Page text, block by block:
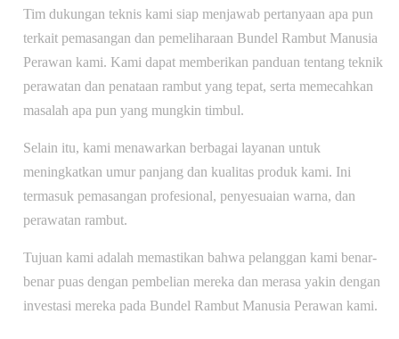
Tim dukungan teknis kami siap menjawab pertanyaan apa pun
terkait pemasangan dan pemeliharaan Bundel Rambut Manusia
Perawan kami. Kami dapat memberikan panduan tentang teknik
perawatan dan penataan rambut yang tepat, serta memecahkan
masalah apa pun yang mungkin timbul.
Selain itu, kami menawarkan berbagai layanan untuk
meningkatkan umur panjang dan kualitas produk kami. Ini
termasuk pemasangan profesional, penyesuaian warna, dan
perawatan rambut.
Tujuan kami adalah memastikan bahwa pelanggan kami benar-
benar puas dengan pembelian mereka dan merasa yakin dengan
investasi mereka pada Bundel Rambut Manusia Perawan kami.